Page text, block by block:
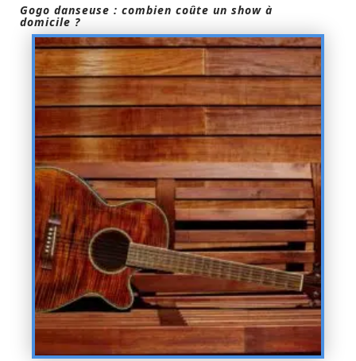
Gogo danseuse : combien coûte un show à
domicile ?